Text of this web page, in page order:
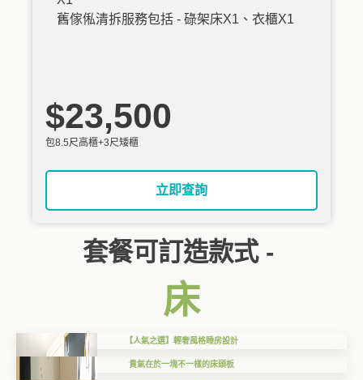
舊傢俬清拆服務包括 - 碌架床X1、衣櫃X1
$23,500
包8.5尺高櫃+3尺矮櫃
立即查詢
套餐可訂造款式 -
床
【人氣之選】輕奢風格睡房設計
貴氣在於一塊不一樣的床頭板